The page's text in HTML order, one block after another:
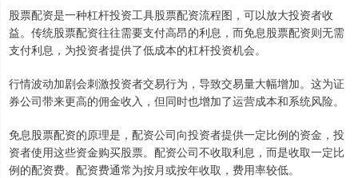
股票配资是一种杠杆投资工具股票配资流程图，可以放大投资者收
益。传统股票配资往往需要支付高昂的利息，而免息股票配资则无需
支付利息，为投资者提供了低成本的杠杆投资机会。
行情波动加剧会刺激投资者交易行为，导致交易量大幅增加。这为证
券公司带来更高的佣金收入，但同时也增加了运营成本和系统风险。
免息股票配资的原理是，配资公司向投资者提供一定比例的资金，投
资者使用这些资金购买股票。配资公司不收取利息，而是收取一定比
例的配资费。配资费通常为按月或按年收取，费用率较低。